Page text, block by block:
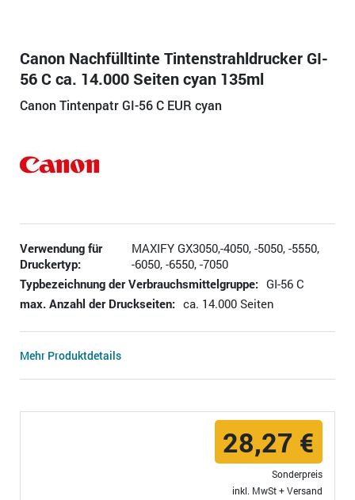
Canon Nachfülltinte Tintenstrahldrucker GI-
56 C ca. 14.000 Seiten cyan 135ml
Canon Tintenpatr GI-56 C EUR cyan
Verwendung für
Druckertyp:
MAXIFY GX3050,-4050, -5050, -5550,
-6050, -6550, -7050
Typbezeichnung der Verbrauchsmittelgruppe: GI-56 C
max. Anzahl der Druckseiten: ca. 14.000 Seiten
Mehr Produktdetails
28,27 €
Sonderpreis
inkl. MwSt +Versand